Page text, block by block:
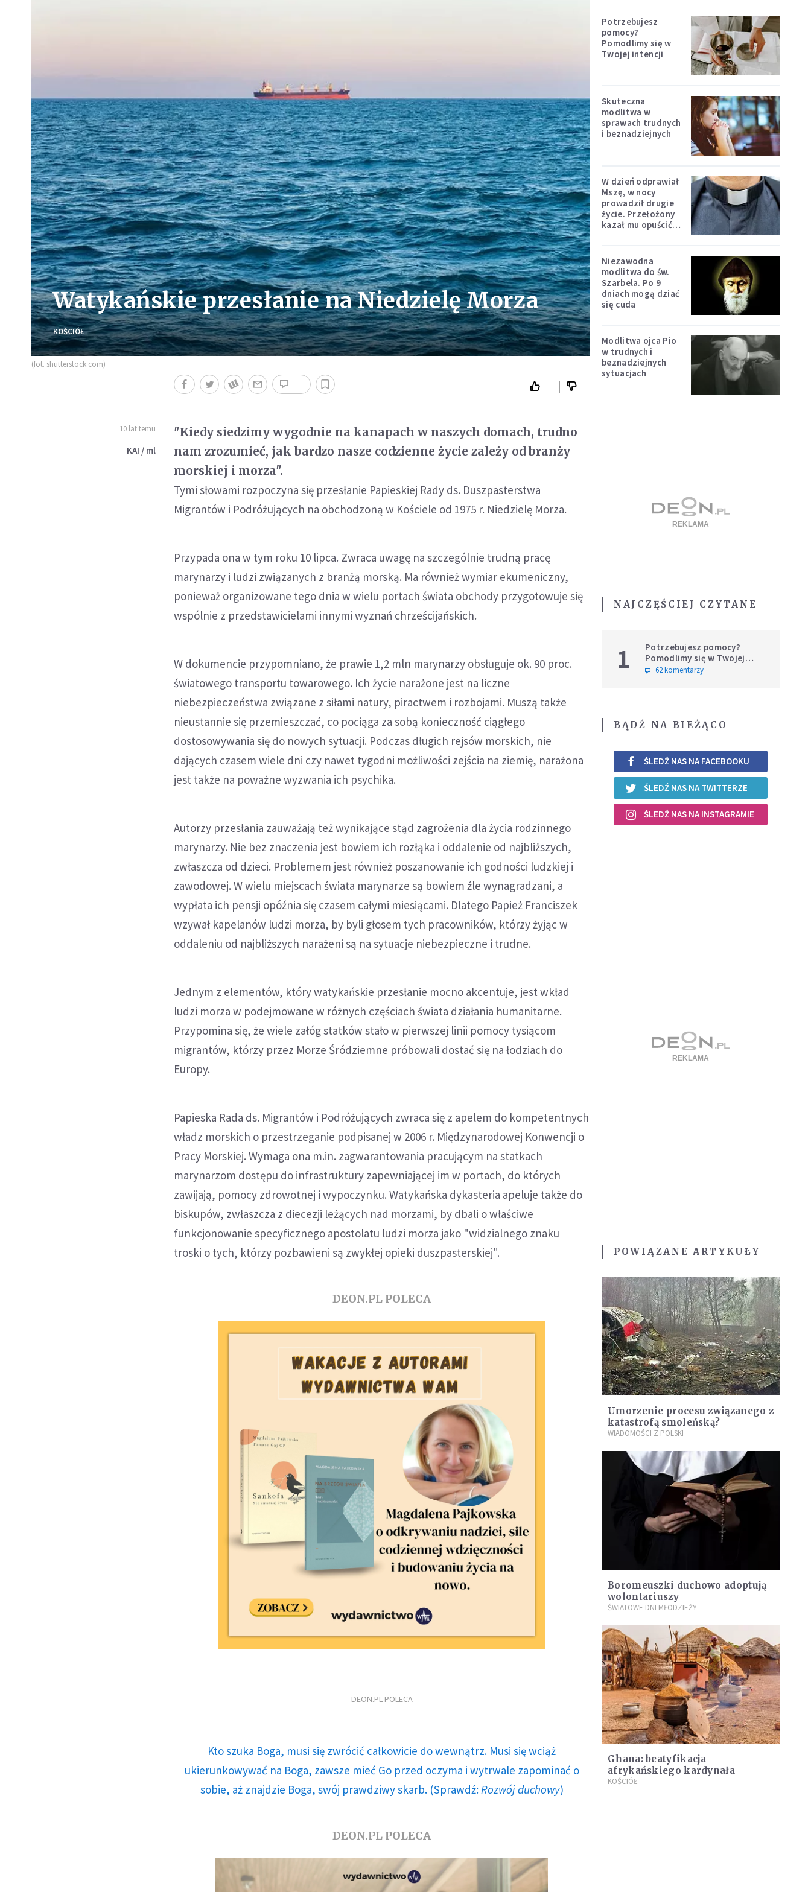
Watykańskie przesłanie na Niedzielę Morza
KOŚCIÓŁ
(fot. shutterstock.com)
10 lat temu
KAI / ml
"Kiedy siedzimy wygodnie na kanapach w naszych domach, trudno
nam zrozumieć, jak bardzo nasze codzienne życie zależy od branży
morskiej i morza".
Tymi słowami rozpoczyna się przesłanie Papieskiej Rady ds. Duszpasterstwa
Migrantów i Podróżujących na obchodzoną w Kościele od 1975 r. Niedzielę Morza.
Przypada ona w tym roku 10 lipca. Zwraca uwagę na szczególnie trudną pracę
marynarzy i ludzi związanych z branżą morską. Ma również wymiar ekumeniczny,
ponieważ organizowane tego dnia w wielu portach świata obchody przygotowuje się
wspólnie z przedstawicielami innymi wyznań chrześcijańskich.
W dokumencie przypomniano, że prawie 1,2 mln marynarzy obsługuje ok. 90 proc.
światowego transportu towarowego. Ich życie narażone jest na liczne
niebezpieczeństwa związane z siłami natury, piractwem i rozbojami. Muszą także
nieustannie się przemieszczać, co pociąga za sobą konieczność ciągłego
dostosowywania się do nowych sytuacji. Podczas długich rejsów morskich, nie
dających czasem wiele dni czy nawet tygodni możliwości zejścia na ziemię, narażona
jest także na poważne wyzwania ich psychika.
Autorzy przesłania zauważają też wynikające stąd zagrożenia dla życia rodzinnego
marynarzy. Nie bez znaczenia jest bowiem ich rozłąka i oddalenie od najbliższych,
zwłaszcza od dzieci. Problemem jest również poszanowanie ich godności ludzkiej i
zawodowej. W wielu miejscach świata marynarze są bowiem źle wynagradzani, a
wypłata ich pensji opóźnia się czasem całymi miesiącami. Dlatego Papież Franciszek
wzywał kapelanów ludzi morza, by byli głosem tych pracowników, którzy żyjąc w
oddaleniu od najbliższych narażeni są na sytuacje niebezpieczne i trudne.
Jednym z elementów, który watykańskie przesłanie mocno akcentuje, jest wkład
ludzi morza w podejmowane w różnych częściach świata działania humanitarne.
Przypomina się, że wiele załóg statków stało w pierwszej linii pomocy tysiącom
migrantów, którzy przez Morze Śródziemne próbowali dostać się na łodziach do
Europy.
Papieska Rada ds. Migrantów i Podróżujących zwraca się z apelem do kompetentnych
władz morskich o przestrzeganie podpisanej w 2006 r. Międzynarodowej Konwencji o
Pracy Morskiej. Wymaga ona m.in. zagwarantowania pracującym na statkach
marynarzom dostępu do infrastruktury zapewniającej im w portach, do których
zawijają, pomocy zdrowotnej i wypoczynku. Watykańska dykasteria apeluje także do
biskupów, zwłaszcza z diecezji leżących nad morzami, by dbali o właściwe
funkcjonowanie specyficznego apostolatu ludzi morza jako "widzialnego znaku
troski o tych, którzy pozbawieni są zwykłej opieki duszpasterskiej".
DEON.PL POLECA
DEON.PL POLECA
Kto szuka Boga, musi się zwrócić całkowicie do wewnątrz. Musi się wciąż
ukierunkowywać na Boga, zawsze mieć Go przed oczyma i wytrwale zapominać o
sobie, aż znajdzie Boga, swój prawdziwy skarb. (Sprawdź: Rozwój duchowy)
DEON.PL POLECA
Potrzebujesz
pomocy?
Pomodlimy się w
Twojej intencji
Skuteczna
modlitwa w
sprawach trudnych
i beznadziejnych
W dzień odprawiał
Mszę, w nocy
prowadził drugie
życie. Przełożony
kazał mu opuścić
Niezawodna
modlitwa do św.
Szarbela. Po 9
dniach mogą dziać
się cuda
Modlitwa ojca Pio
w trudnych i
beznadziejnych
sytuacjach
NAJCZĘŚCIEJ CZYTANE
1
Potrzebujesz pomocy?
Pomodlimy się w Twojej
intencji
62 komentarzy
BĄDŹ NA BIEŻĄCO
ŚLEDŹ NAS NA FACEBOOKU
ŚLEDŹ NAS NA TWITTERZE
ŚLEDŹ NAS NA INSTAGRAMIE
POWIĄZANE ARTYKUŁY
Umorzenie procesu związanego z
katastrofą smoleńską?
WIADOMOŚCI Z POLSKI
Boromeuszki duchowo adoptują
wolontariuszy
ŚWIATOWE DNI MŁODZIEŻY
Ghana: beatyfikacja
afrykańskiego kardynała
KOŚCIÓŁ